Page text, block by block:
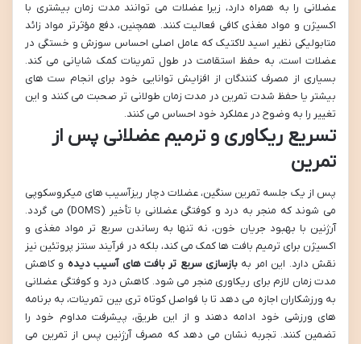
عضلانی را به همراه دارد، زیرا عضلات می توانند مدت زمان بیشتری با
اکسیژن و مواد مغذی کافی فعالیت کنند. همچنین، دفع مؤثرتر مواد زائد
متابولیکی نظیر اسید لاکتیک که عامل اصلی احساس سوزش و خستگی در
عضلات است، به حفظ استقامت در طول تمرینات کمک شایانی می کند.
بسیاری از مصرف کنندگان از افزایش توانایی خود برای انجام ست های
بیشتر یا حفظ شدت تمرین در مدت زمان طولانی تر صحبت می کنند و این
تغییر را به وضوح در عملکرد خود احساس می کنند.
تسریع ریکاوری و ترمیم عضلانی پس از
تمرین
پس از یک جلسه تمرین سنگین، عضلات دچار ریزآسیب های میکروسکوپی
می شوند که منجر به درد و کوفتگی عضلانی با تأخیر (DOMS) می گردد.
آرژنین با بهبود جریان خون، نه تنها به رساندن سریع تر مواد مغذی و
اکسیژن برای ترمیم بافت ها کمک می کند، بلکه در فرآیند سنتز پروتئین نیز
نقش دارد. این امر به بازسازی سریع تر بافت های آسیب دیده و کاهش
مدت زمان لازم برای ریکاوری منجر می شود. کاهش درد و کوفتگی عضلانی
به ورزشکاران اجازه می دهد تا با فواصل کوتاه تری بین تمرینات، به برنامه
های ورزشی خود ادامه دهند و از این طریق، پیشرفت مداوم خود را
تضمین کنند. تجربه نشان می دهد که مصرف آرژنین پس از تمرین می